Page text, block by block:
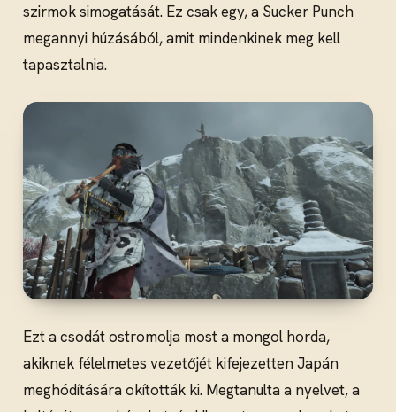
szirmok simogatását. Ez csak egy, a Sucker Punch
megannyi húzásából, amit mindenkinek meg kell
tapasztalnia.
Ezt a csodát ostromolja most a mongol horda,
akiknek félelmetes vezetőjét kifejezetten Japán
meghódítására okították ki. Megtanulta a nyelvet, a